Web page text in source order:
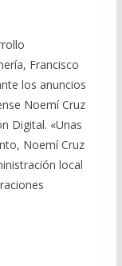
Francisco
los anuncios
Noemí Cruz
Digital. «Unas
Noemí Cruz
local